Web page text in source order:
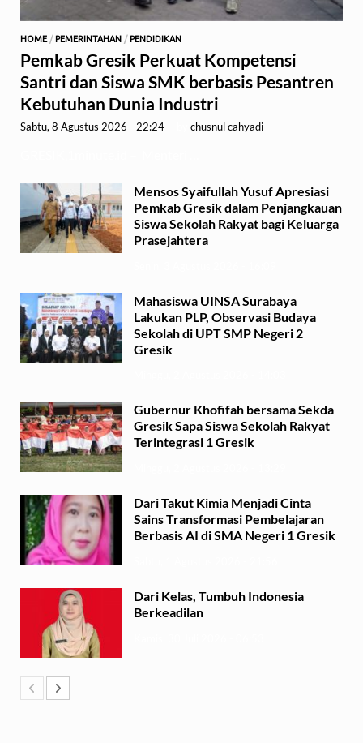
HOME /PEMERINTAHAN /PENDIDIKAN
Pemkab Gresik Perkuat Kompetensi
Santri dan Siswa SMK berbasis Pesantren
Kebutuhan Dunia Industri
Sabtu, 8 Agustus 2026 - 22:24 chusnul cahyadi
Mensos Syaifullah Yusuf Apresiasi
Pemkab Gresik dalam Penjangkauan
Siswa Sekolah Rakyat bagi Keluarga
Prasejahtera
Mahasiswa UINSA Surabaya
Lakukan PLP, Observasi Budaya
Sekolah di UPT SMP Negeri 2
Gresik
Gubernur Khofifah bersama Sekda
Gresik Sapa Siswa Sekolah Rakyat
Terintegrasi 1 Gresik
Dari Takut Kimia Menjadi Cinta
Sains Transformasi Pembelajaran
Berbasis AI di SMA Negeri 1 Gresik
Dari Kelas, Tumbuh Indonesia
Berkeadilan